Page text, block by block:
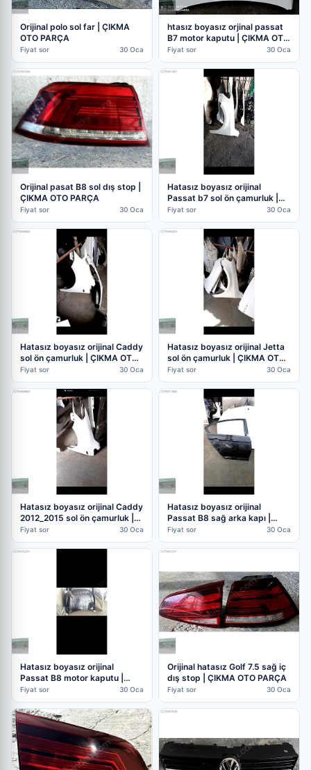
Orijinal polo sol far | ÇIKMA
OTO PARÇA
Fiyat sor 30 Oca
htasız boyasız orjinal passat
B7 motor kaputu | ÇIKMA OTO
PARÇA
Fiyat sor 30 Oca
Orijinal pasat B8 sol dış stop |
ÇIKMA OTO PARÇA
Fiyat sor 30 Oca
Hatasız boyasız orijinal
Passat b7 sol ön çamurluk |
ÇIKMA OTO PARÇA
Fiyat sor 30 Oca
Hatasız boyasız orijinal Caddy
sol ön çamurluk | ÇIKMA OTO
PARÇA
Fiyat sor 30 Oca
Hatasız boyasız orijinal Jetta
sol ön çamurluk | ÇIKMA OTO
PARÇA
Fiyat sor 30 Oca
Hatasız boyasız orijinal Caddy
2012_2015 sol ön çamurluk |
ÇIKMA OTO PARÇA
Fiyat sor 30 Oca
Hatasız boyasız orijinal
Passat B8 sağ arka kapı |
ÇIKMA OTO PARÇA (2. Adet)
Fiyat sor 30 Oca
Hatasız boyasız orijinal
Passat B8 motor kaputu |
ÇIKMA OTO PARÇA (2. Adet)
Fiyat sor 30 Oca
Orijinal hatasız Golf 7.5 sağ iç
dış stop | ÇIKMA OTO PARÇA
Fiyat sor 30 Oca